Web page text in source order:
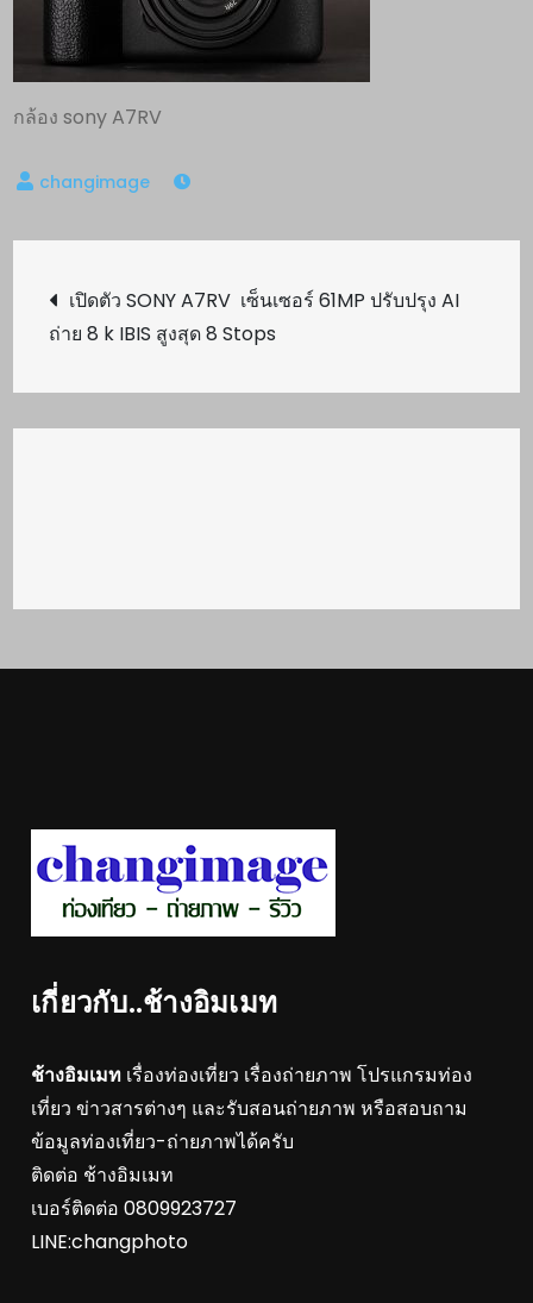
กล้อง sony A7RV
Post
navigation
เปิดตัว SONY A7RV เซ็นเซอร์ 61MP ปรับปรุง AI
ถ่าย 8 k IBIS สูงสุด 8 Stops
เกี่ยวกับ..ช้างอิมเมท
ช้างอิมเมท เรื่องท่องเที่ยว เรื่องถ่ายภาพ โปรแกรมท่อง
เที่ยว ข่าวสารต่างๆ และรับสอนถ่ายภาพ หรือสอบถาม
ข้อมูลท่องเที่ยว-ถ่ายภาพได้ครับ
ติดต่อ ช้างอิมเมท
เบอร์ติดต่อ 0809923727
LINE:changphoto